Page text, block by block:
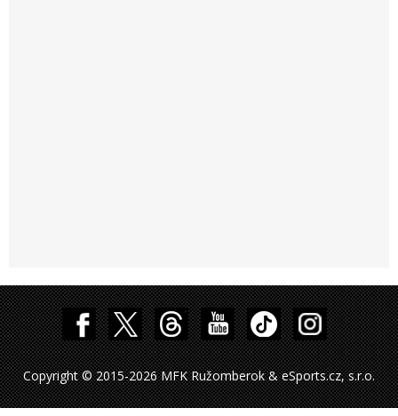
Copyright © 2015-2026 MFK Ružomberok & eSports.cz, s.r.o.